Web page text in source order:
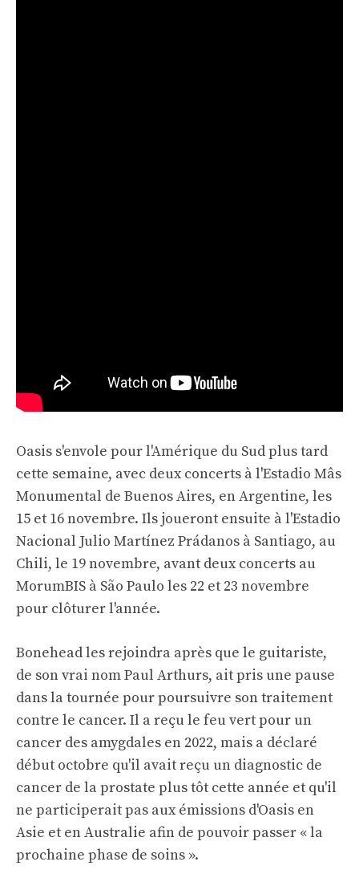
Oasis s'envole pour l'Amérique du Sud plus tard
cette semaine, avec deux concerts à l'Estadio Mâs
Monumental de Buenos Aires, en Argentine, les
15 et 16 novembre. Ils joueront ensuite à l'Estadio
Nacional Julio Martínez Prádanos à Santiago, au
Chili, le 19 novembre, avant deux concerts au
MorumBIS à São Paulo les 22 et 23 novembre
pour clôturer l'année.
Bonehead les rejoindra après que le guitariste,
de son vrai nom Paul Arthurs, ait pris une pause
dans la tournée pour poursuivre son traitement
contre le cancer. Il a reçu le feu vert pour un
cancer des amygdales en 2022, mais a déclaré
début octobre qu'il avait reçu un diagnostic de
cancer de la prostate plus tôt cette année et qu'il
ne participerait pas aux émissions d'Oasis en
Asie et en Australie afin de pouvoir passer « la
prochaine phase de soins ».